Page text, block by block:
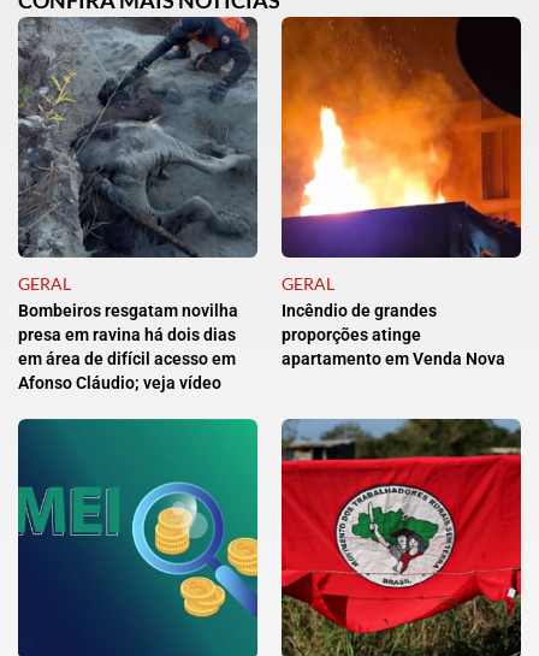
GERAL
Bombeiros resgatam novilha
presa em ravina há dois dias
em área de difícil acesso em
Afonso Cláudio; veja vídeo
GERAL
Incêndio de grandes
proporções atinge
apartamento em Venda Nova